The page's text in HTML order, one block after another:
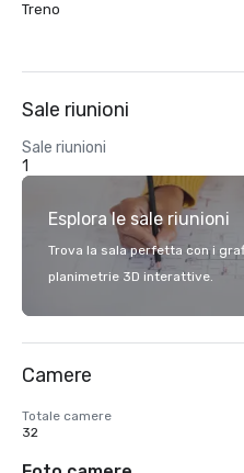
Treno
Sale riunioni
Sale riunioni
1
Esplora le sale riunioni
Trova la sala perfetta con i
planimetrie 3D interattive.
Camere
Totale camere
32